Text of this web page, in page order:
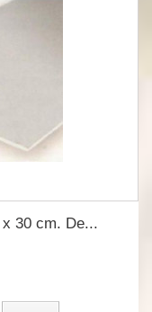
30 cm. De...